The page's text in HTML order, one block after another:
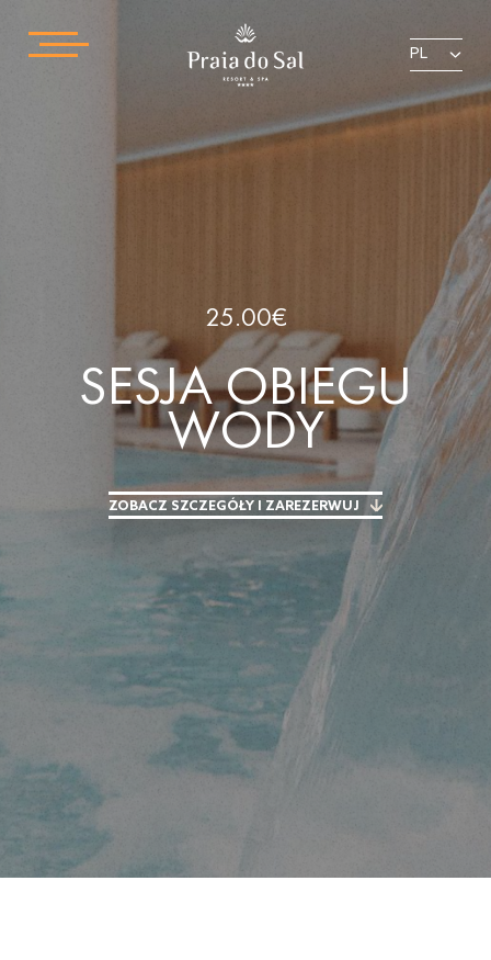
PL
25.00€
SESJA OBIEGU
WODY
ZOBACZ SZCZEGÓŁY I ZAREZERWUJ